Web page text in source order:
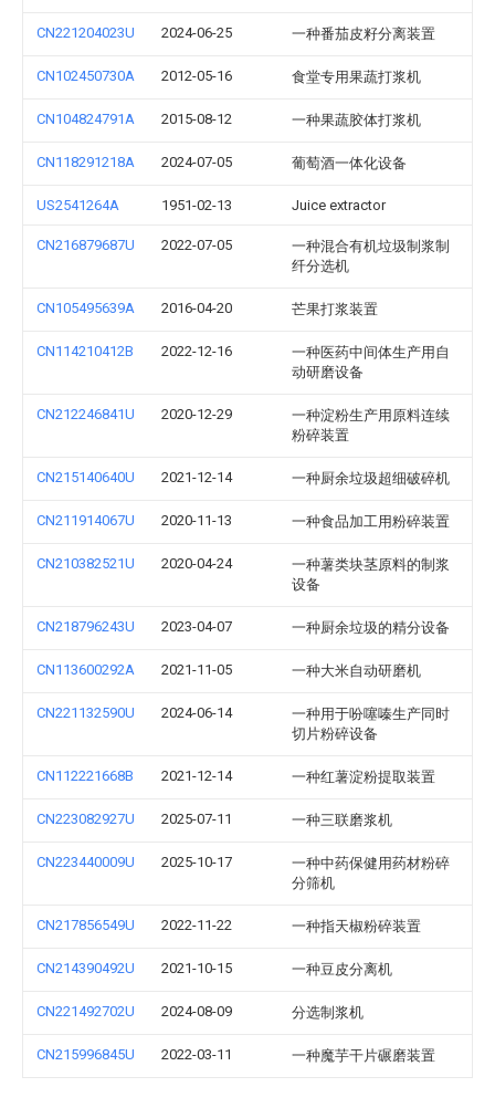
CN221204023U 2024-06-25 一种番茄皮籽分离装置
CN102450730A 2012-05-16 食堂专用果蔬打浆机
CN104824791A 2015-08-12 一种果蔬胶体打浆机
CN118291218A 2024-07-05 葡萄酒一体化设备
US2541264A 1951-02-13 Juice extractor
CN216879687U 2022-07-05
一种混合有机垃圾制浆制
纤分选机
CN105495639A 2016-04-20 芒果打浆装置
CN114210412B 2022-12-16
一种医药中间体生产用自
动研磨设备
CN212246841U 2020-12-29
一种淀粉生产用原料连续
粉碎装置
CN215140640U 2021-12-14 一种厨余垃圾超细破碎机
CN211914067U 2020-11-13 一种食品加工用粉碎装置
CN210382521U 2020-04-24
一种薯类块茎原料的制浆
设备
CN218796243U 2023-04-07 一种厨余垃圾的精分设备
CN113600292A 2021-11-05 一种大米自动研磨机
CN221132590U 2024-06-14
一种用于吩噻嗪生产同时
切片粉碎设备
CN112221668B 2021-12-14 一种红薯淀粉提取装置
CN223082927U 2025-07-11 一种三联磨浆机
CN223440009U 2025-10-17
一种中药保健用药材粉碎
分筛机
CN217856549U 2022-11-22 一种指天椒粉碎装置
CN214390492U 2021-10-15 一种豆皮分离机
CN221492702U 2024-08-09 分选制浆机
CN215996845U 2022-03-11 一种魔芋干片碾磨装置